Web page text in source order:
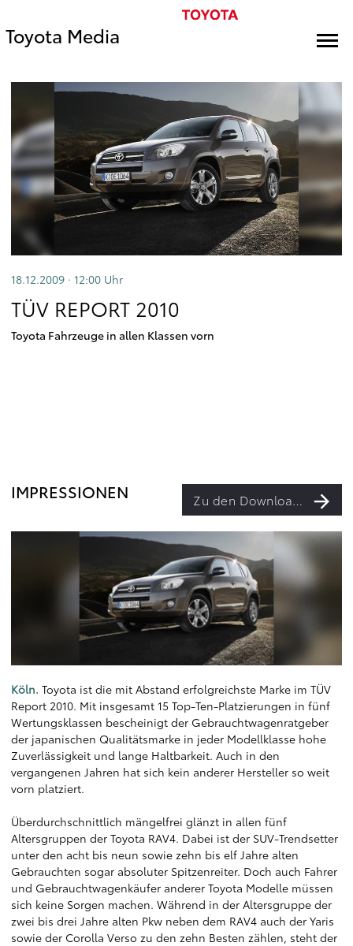
Toyota Media
18.12.2009 · 12:00 Uhr
TÜV REPORT 2010
Toyota Fahrzeuge in allen Klassen vorn
IMPRESSIONEN Zu den Downloads
Köln. Toyota ist die mit Abstand erfolgreichste Marke im TÜV
Report 2010. Mit insgesamt 15 Top-Ten-Platzierungen in fünf
Wertungsklassen bescheinigt der Gebrauchtwagenratgeber
der japanischen Qualitätsmarke in jeder Modellklasse hohe
Zuverlässigkeit und lange Haltbarkeit. Auch in den
vergangenen Jahren hat sich kein anderer Hersteller so weit
vorn platziert.
Überdurchschnittlich mängelfrei glänzt in allen fünf
Altersgruppen der Toyota RAV4. Dabei ist der SUV-Trendsetter
unter den acht bis neun sowie zehn bis elf Jahre alten
Gebrauchten sogar absoluter Spitzenreiter. Doch auch Fahrer
und Gebrauchtwagenkäufer anderer Toyota Modelle müssen
sich keine Sorgen machen. Während in der Altersgruppe der
zwei bis drei Jahre alten Pkw neben dem RAV4 auch der Yaris
sowie der Corolla Verso zu den zehn Besten zählen, steht der